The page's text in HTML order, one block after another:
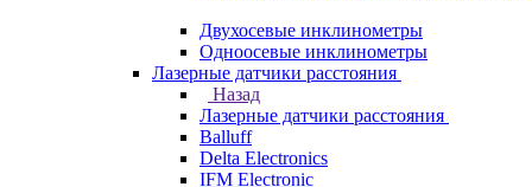
Двухосевые инклинометры
Одноосевые инклинометры
Лазерные датчики расстояния
Назад
Лазерные датчики расстояния
Balluff
Delta Electronics
IFM Electronic